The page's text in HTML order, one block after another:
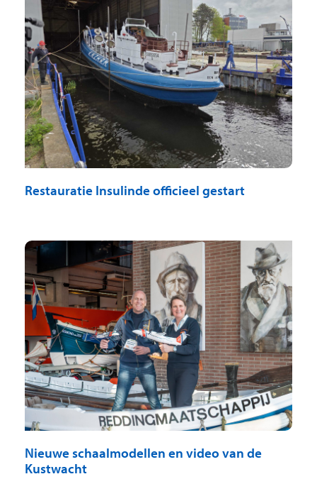
Restauratie Insulinde officieel gestart
Nieuwe schaalmodellen en video van de
Kustwacht